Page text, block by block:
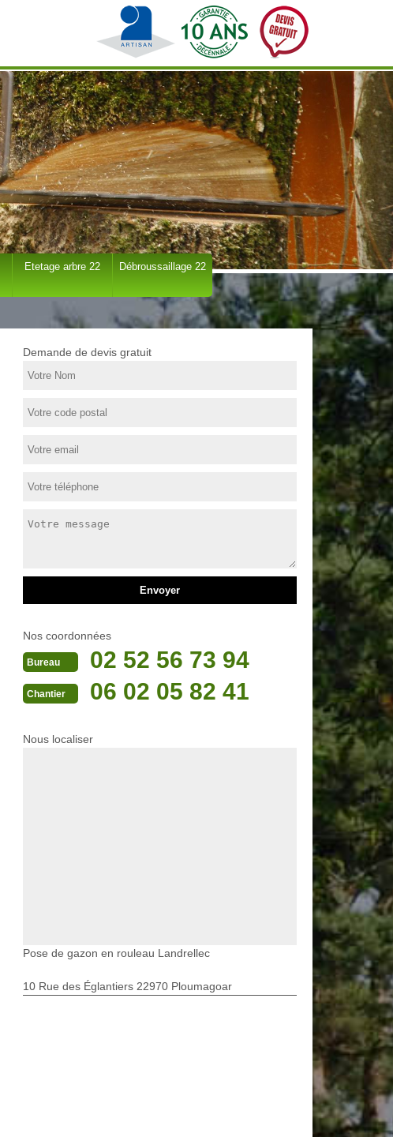
Etetage arbre 22 Débroussaillage 22
Demande de devis gratuit
Nos coordonnées
Bureau 02 52 56 73 94
Chantier 06 02 05 82 41
Nous localiser
Pose de gazon en rouleau Landrellec
10 Rue des Églantiers 22970 Ploumagoar